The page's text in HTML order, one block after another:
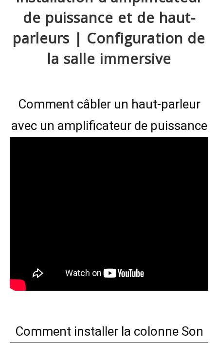
de puissance et de haut-
parleurs | Configuration de
la salle immersive
Comment câbler un haut-parleur
avec un amplificateur de puissance
Comment installer la colonne Son